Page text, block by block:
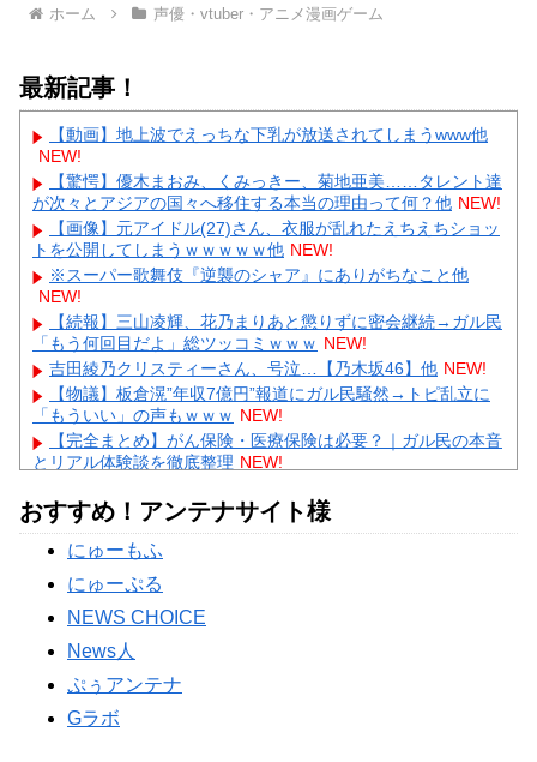
ホーム 声優・vtuber・アニメ漫画ゲーム
最新記事！
【動画】地上波でえっちな下乳が放送されてしまうwww他
NEW!
【驚愕】優木まおみ、くみっきー、菊地亜美……タレント達
が次々とアジアの国々へ移住する本当の理由って何？他 NEW!
【画像】元アイドル(27)さん、衣服が乱れたえちえちショッ
トを公開してしまうｗｗｗｗｗ他 NEW!
※スーパー歌舞伎『逆襲のシャア』にありがちなこと他
NEW!
【続報】三山凌輝、花乃まりあと懲りずに密会継続→ガル民
「もう何回目だよ」総ツッコミｗｗｗ NEW!
吉田綾乃クリスティーさん、号泣…【乃木坂46】他 NEW!
【物議】板倉滉”年収7億円”報道にガル民騒然→トピ乱立に
「もういい」の声もｗｗｗ NEW!
【完全まとめ】がん保険・医療保険は必要？｜ガル民の本音
とリアル体験談を徹底整理 NEW!
民「庄司は普通にイケメン」総ツッコミｗｗｗ
【物議】田中みな実、結婚&妊娠発表後初登場→10cmヒール
にガル民総ツッコミｗｗｗ
Powered by livedoor 相互RSS
おすすめ！アンテナサイト様
にゅーもふ
にゅーぷる
NEWS CHOICE
News人
ぷぅアンテナ
Gラボ